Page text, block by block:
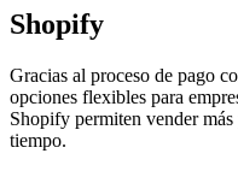
Shopify
Gracias al proceso de pago
opciones flexibles para
Shopify permiten vender
tiempo.